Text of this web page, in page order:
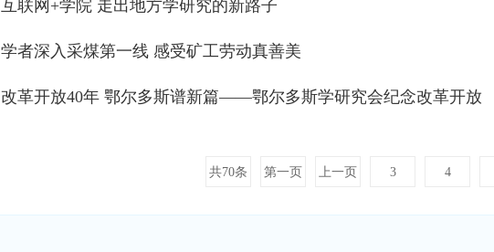
互联网+学院 走出地方学研究的新路子
学者深入采煤第一线 感受矿工劳动真善美
改革开放40年 鄂尔多斯谱新篇——鄂尔多斯学研究会纪念改革开放
共70条 第一页 上一页 3 4